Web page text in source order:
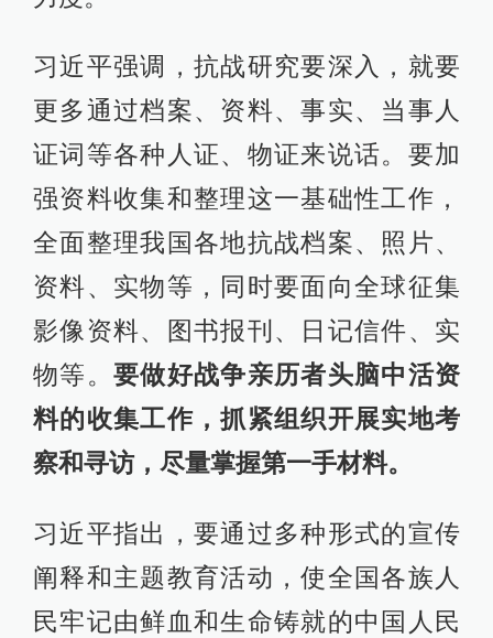
习近平强调，抗战研究要深入，就要
更多通过档案、资料、事实、当事人
证词等各种人证、物证来说话。要加
强资料收集和整理这一基础性工作，
全面整理我国各地抗战档案、照片、
资料、实物等，同时要面向全球征集
影像资料、图书报刊、日记信件、实
物等。 要做好战争亲历者头脑中活资
料的收集工作，抓紧组织开展实地考
察和寻访，尽量掌握第一手材料。
习近平指出，要通过多种形式的宣传
阐释和主题教育活动，使全国各族人
民牢记由鲜血和生命铸就的中国人民